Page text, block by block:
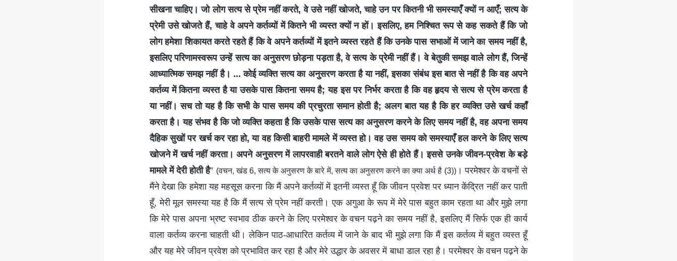
सीखना चाहिए। जो लोग सत्य से प्रेम नहीं करते, वे उसे नहीं खोजते, चाहे उन पर कितनी भी समस्याएँ क्यों न आएँ; सत्य के
प्रेमी उसे खोजते हैं, चाहे वे अपने कर्तव्यों में कितने भी व्यस्त क्यों न हों। इसलिए, हम निश्चित रूप से कह सकते हैं कि जो
लोग हमेशा शिकायत करते रहते हैं कि वे अपने कर्तव्यों में इतने व्यस्त रहते हैं कि उनके पास सभाओं में जाने का समय नहीं है,
इसलिए परिणामस्वरूप उन्हें सत्य का अनुसरण छोड़ना पड़ता है, वे सत्य के प्रेमी नहीं हैं। वे बेतुकी समझ वाले लोग हैं, जिन्हें
आध्यात्मिक समझ नहीं है। ... कोई व्यक्ति सत्य का अनुसरण करता है या नहीं, इसका संबंध इस बात से नहीं है कि वह अपने
कर्तव्य में कितना व्यस्त है या उसके पास कितना समय है; यह इस पर निर्भर करता है कि वह हृदय से सत्य से प्रेम करता है
या नहीं। सच तो यह है कि सभी के पास समय की प्रचुरता समान होती है; अलग बात यह है कि हर व्यक्ति उसे खर्च कहाँ
करता है। यह संभव है कि जो व्यक्ति कहता है कि उसके पास सत्य का अनुसरण करने के लिए समय नहीं है, वह अपना समय
दैहिक सुखों पर खर्च कर रहा हो, या वह किसी बाहरी मामले में व्यस्त हो। वह उस समय को समस्याएँ हल करने के लिए सत्य
खोजने में खर्च नहीं करता। अपने अनुसरण में लापरवाही बरतने वाले लोग ऐसे ही होते हैं। इससे उनके जीवन-प्रवेश के बड़े
मामले में देरी होती है” (वचन, खंड 6, सत्य के अनुसरण के बारे में, सत्य का अनुसरण करने का क्या अर्थ है (3))। परमेश्वर के वचनों से
मैंने देखा कि हमेशा यह महसूस करना कि मैं अपने कर्तव्यों में इतनी व्यस्त हूँ कि जीवन प्रवेश पर ध्यान केंद्रित नहीं कर पाती
हूँ, मेरी मूल समस्या यह है कि मैं सत्य से प्रेम नहीं करती। एक अगुआ के रूप में मेरे पास बहुत काम रहता था और मुझे लगा
कि मेरे पास अपना भ्रष्ट स्वभाव ठीक करने के लिए परमेश्वर के वचन पढ़ने का समय नहीं है, इसलिए मैं सिर्फ एक ही कार्य
वाला कर्तव्य करना चाहती थी। लेकिन पाठ-आधारित कर्तव्य में जाने के बाद भी मुझे लगा कि मैं इस कर्तव्य में बहुत व्यस्त हूँ
और यह मेरे जीवन प्रवेश को प्रभावित कर रहा है और मेरे उद्धार के अवसर में बाधा डाल रहा है। परमेश्वर के वचन पढ़ने के